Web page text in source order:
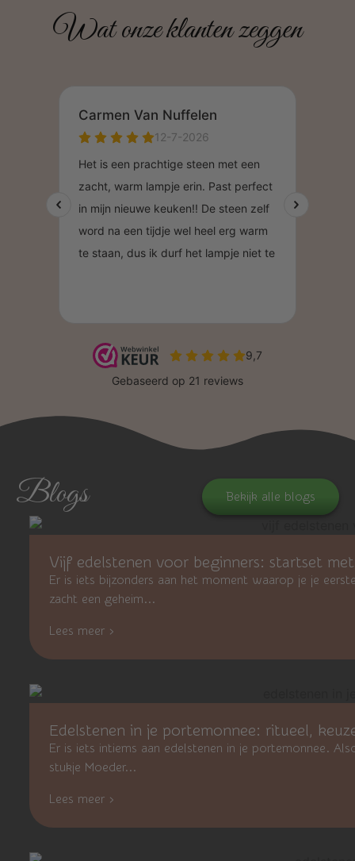
Wat onze klanten zeggen
Blogs Bekijk alle blogs
Vijf edelstenen voor beginners: startset
Er is iets bijzonders aan het moment waarop je je
zacht een geheim...
Lees meer ›
Edelstenen in je portemonnee: ritueel,
Er is iets intiems aan edelstenen in je portemonnee.
stukje Moeder...
Lees meer ›